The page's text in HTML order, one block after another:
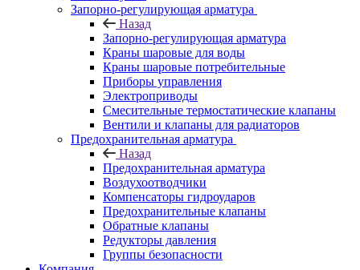
Запорно-регулирующая арматура
Назад
Запорно-регулирующая арматура
Краны шаровые для воды
Краны шаровые потребительные
Приборы управления
Электроприводы
Смесительные термостатические клапаны
Вентили и клапаны для радиаторов
Предохранительная арматура
Назад
Предохранительная арматура
Воздухоотводчики
Компенсаторы гидроударов
Предохранительные клапаны
Обратные клапаны
Редукторы давления
Группы безопасности